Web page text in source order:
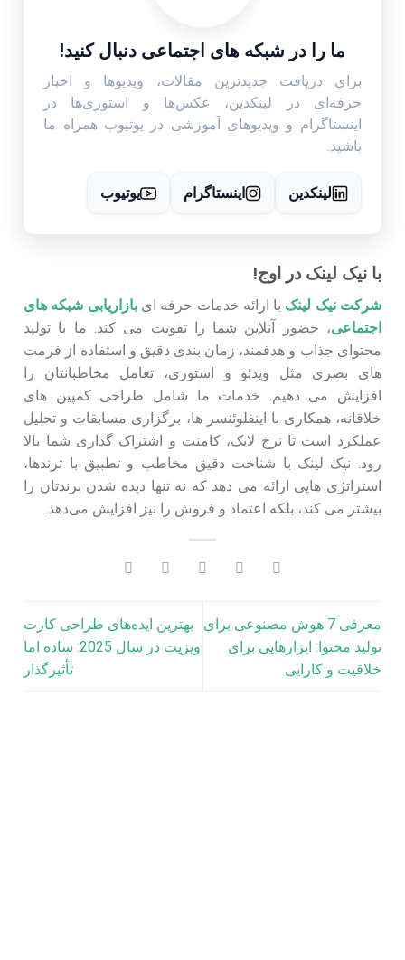
ما را در شبکه های اجتماعی دنبال کنید!
برای دریافت جدیدترین مقالات، ویدیوها و اخبار
حرفه‌ای در لینکدین، عکس‌ها و استوری‌ها در
اینستاگرام و ویدیوهای آموزشی در یوتیوب همراه ما
باشید.
لینکدین اینستاگرام یوتیوب
با نیک لینک در اوج!
شرکت نیک لینک با ارائه خدمات حرفه‌ ایبازاریابی شبکه‌ های
اجتماعی، حضور آنلاین شما را تقویت می‌ کند. ما با تولید
محتوای جذاب و هدفمند، زمان‌ بندی دقیق و استفاده از فرمت‌
های بصری مثل ویدئو و استوری، تعامل مخاطبانتان را
افزایش می‌ دهیم. خدمات ما شامل طراحی کمپین‌ های
خلاقانه، همکاری با اینفلوئنسر ها، برگزاری مسابقات و تحلیل
عملکرد است تا نرخ لایک، کامنت و اشتراک‌ گذاری شما بالا
رود. نیک لینک با شناخت دقیق مخاطب و تطبیق با ترندها،
استراتژی‌ هایی ارائه می‌ دهد که نه‌ تنها دیده شدن برندتان را
بیشتر می‌ کند، بلکه اعتماد و فروش را نیز افزایش می‌دهد.
معرفی 7 هوش مصنوعی برای
تولید محتوا: ابزارهایی برای
خلاقیت و کارایی
بهترین ایده‌های طراحی کارت
ویزیت در سال 2025: ساده اما
تأثیرگذار